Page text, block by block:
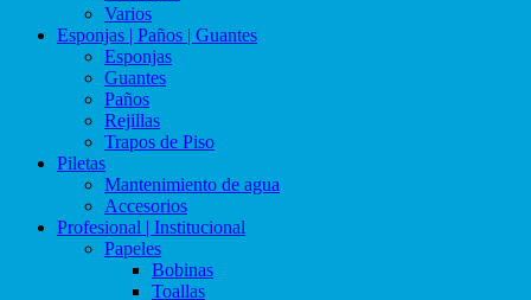
Varios
Esponjas | Paños | Guantes
Esponjas
Guantes
Paños
Rejillas
Trapos de Piso
Piletas
Mantenimiento de agua
Accesorios
Profesional | Institucional
Papeles
Bobinas
Toallas